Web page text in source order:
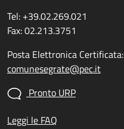
Tel: +39.02.269.021
Fax: 02.213.3751
Posta Elettronica Certificata:
comunesegrate@pec.it
Pronto URP
Leggi le FAQ